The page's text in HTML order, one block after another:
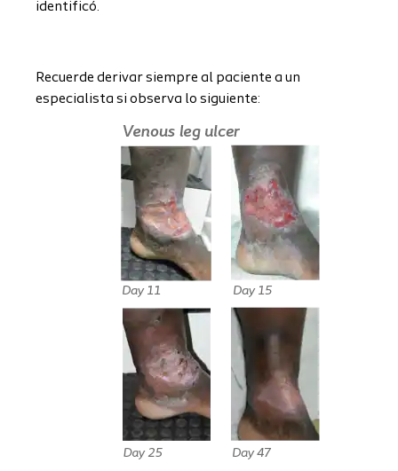
identificó.
Recuerde derivar siempre al paciente a un
especialista si observa lo siguiente: